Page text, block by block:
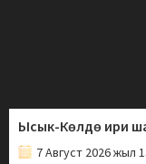
Ысык-Көлдө ири
7 Август 2026 жыл